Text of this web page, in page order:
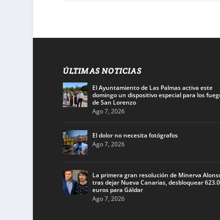
ÚLTIMAS NOTICIAS
El Ayuntamiento de Las Palmas activa este
domingo un dispositivo especial para los
de San Lorenzo
Ago 7, 2026
El dolor no necesita fotógrafos
Ago 7, 2026
La primera gran resolución de Minerva
tras dejar Nueva Canarias, desbloquear
euros para Gáldar
Ago 7, 2026